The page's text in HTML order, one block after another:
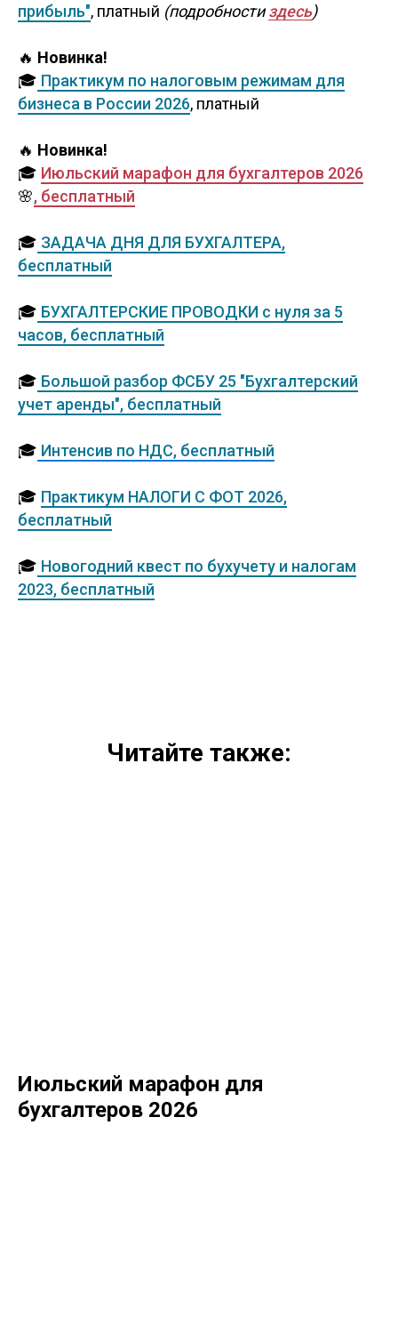
прибыль", платный (подробностиздесь)
🔥 Новинка!
🎓 Практикум по налоговым режимам для
бизнеса в России 2026, платный
🔥 Новинка!
🎓 Июльский марафон для бухгалтеров 2026
🌸, бесплатный
🎓 ЗАДАЧА ДНЯ ДЛЯ БУХГАЛТЕРА,
бесплатный
🎓 БУХГАЛТЕРСКИЕ ПРОВОДКИ с нуля за 5
часов, бесплатный
🎓 Большой разбор ФСБУ 25 "Бухгалтерский
учет аренды", бесплатный
🎓 Интенсив по НДС, бесплатный
🎓 Практикум НАЛОГИ С ФОТ 2026,
бесплатный
🎓 Новогодний квест по бухучету и налогам
2023, бесплатный
Читайте также:
Июльский марафон для
бухгалтеров 2026